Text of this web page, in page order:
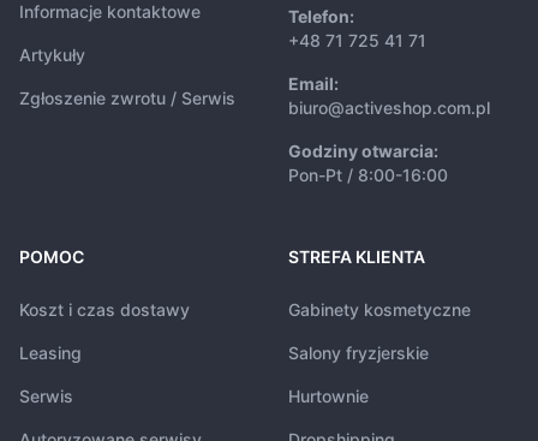
Informacje kontaktowe
Artykuły
Zgłoszenie zwrotu / Serwis
Telefon:
+48 71 725 41 71
Email:
biuro@activeshop.com.pl
Godziny otwarcia:
Pon-Pt / 8:00-16:00
POMOC
Koszt i czas dostawy
Leasing
Serwis
STREFA KLIENTA
Gabinety kosmetyczne
Salony fryzjerskie
Hurtownie